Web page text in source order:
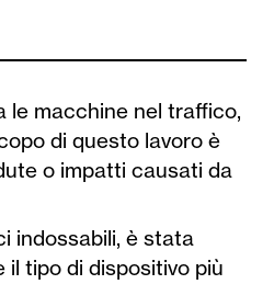
macchine nel traffico,
di questo lavoro è
o impatti causati da
indossabili, è stata
il tipo di dispositivo più